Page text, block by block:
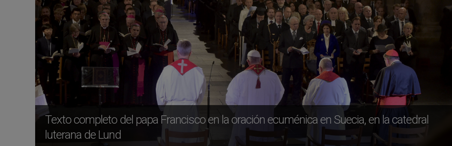
Texto completo del papa Francisco en la oración ecuménica en Suecia, en la catedral
luterana de Lund